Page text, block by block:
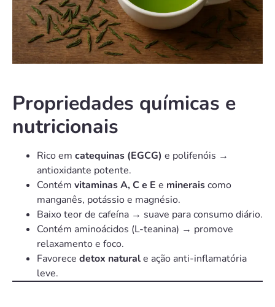
Propriedades químicas e
nutricionais
Rico em catequinas (EGCG) e polifenóis →
antioxidante potente.
Contém vitaminas A, C e E e mineraiscomo
manganês, potássio e magnésio.
Baixo teor de cafeína → suave para consumo diário.
Contém aminoácidos (L-teanina) → promove
relaxamento e foco.
Favorece detox naturale ação anti-inflamatória
leve.